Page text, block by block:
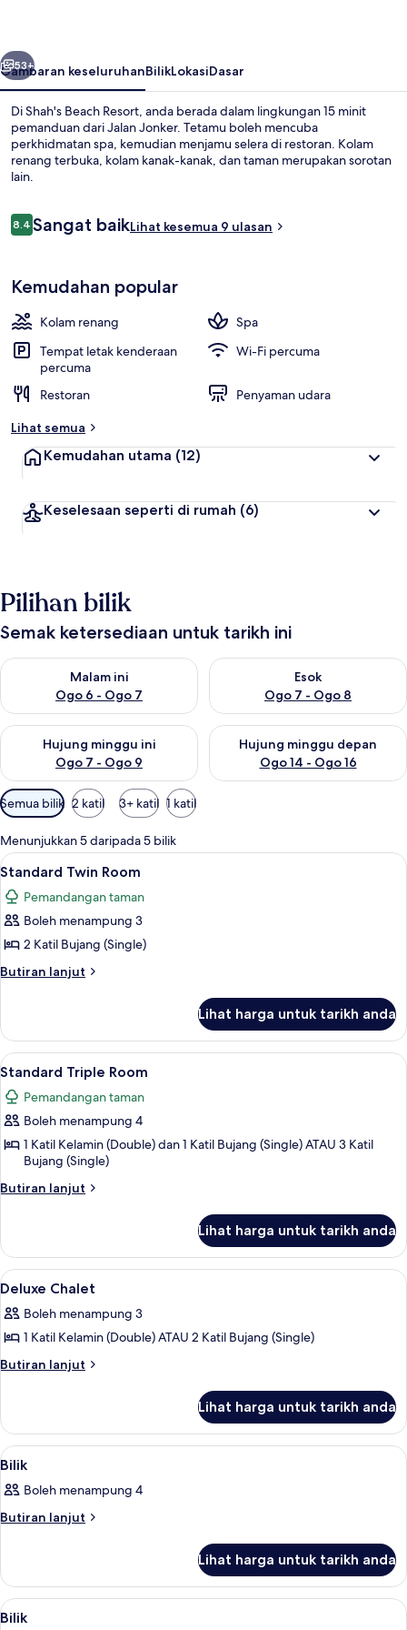
Seterusnya
53+
Gambaran keseluruhanBilikLokasiDasar
Di Shah's Beach Resort, anda berada dalam lingkungan 15 minit
pemanduan dari Jalan Jonker. Tetamu boleh mencuba
perkhidmatan spa, kemudian menjamu selera di restoran. Kolam
renang terbuka, kolam kanak-kanak, dan taman merupakan sorotan
lain.
Ulasan
8.48.4 daripada 10
Sangat baikLihat kesemua 9 ulasan
Kemudahan popular
Kolam renang
Spa
Tempat letak kenderaan
percuma
Wi-Fi percuma
Restoran
Penyaman udara
Lihat semua
Kemudahan utama (12)
Keselesaan seperti di rumah (6)
Pilihan bilik
Semak ketersediaan untuk tarikh ini
Malam ini
Ogo 6 - Ogo 7
Semak ketersediaan untuk malam ini Ogo 6 - Ogo 7
Esok
Ogo 7 - Ogo 8
Semak ketersediaan untuk
Hujung minggu ini
Ogo 7 - Ogo 9
Semak ketersediaan untuk hujung minggu ini Ogo 7 - Ogo 9
Hujung minggu depan
Ogo 14 - Ogo 16
Semak ketersediaan untuk
Penapis
yang
tersedia
untuk
bilik
Semua bilik 2 katil 3+ katil 1 katil
Menunjukkan 5 daripada 5 bilik
Lihat
semua
foto
untuk
Standard
Twin
Pancuran mandi, kelengkapan
2
Standard Twin Room
Pemandangan taman
Boleh menampung 3
2 Katil Bujang (Single)
Butiran lanjut
Butiran
Twin
Room
Lihat harga untuk tarikh anda
Lihat
semua
foto
untuk
Standard
Triple
Room
Pancuran mandi, kelengkapan
2
Standard Triple Room
Pemandangan taman
Boleh menampung 4
1 Katil Kelamin (Double) dan 1 Katil Bujang (Single) ATAU 3 Katil
Bujang (Single)
Butiran lanjut
Butiran
Triple
Room
Lihat harga untuk tarikh anda
Lihat
semua
foto
untuk
Deluxe
Deluxe Chalet | Meja, seterika/papan
8
Deluxe Chalet
Boleh menampung 3
1 Katil Kelamin (Double) ATAU 2 Katil Bujang (Single)
Butiran lanjut
Butiran
Chalet
Lihat harga untuk tarikh anda
Lihat
semua
foto
untuk
Bilik Mandi | Pancuran mandi,
2
Bilik
Boleh menampung 4
Butiran lanjut
Butiran
Lihat harga untuk tarikh anda
Lihat
2
Bilik